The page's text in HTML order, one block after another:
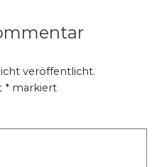
veröffentlicht.
* markiert